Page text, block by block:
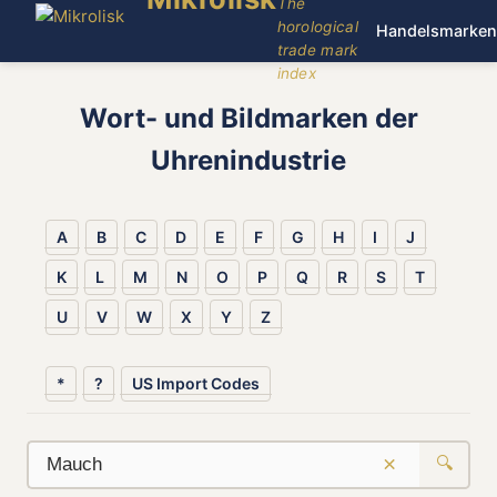
horological
trade mark
index
Handelsmarken
Wort- und Bildmarken der
Uhrenindustrie
A B C D E F G H I J
K L M N O P Q R S T
U V W X Y Z
* ? US Import Codes
× 🔍